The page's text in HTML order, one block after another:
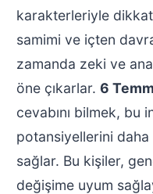
karakterleriyle
samimi ve içten
zamanda zeki ve
öne çıkarlar. 6
cevabını bilmek, bu
potansiyellerini daha
sağlar. Bu kişiler,
değişime uyum